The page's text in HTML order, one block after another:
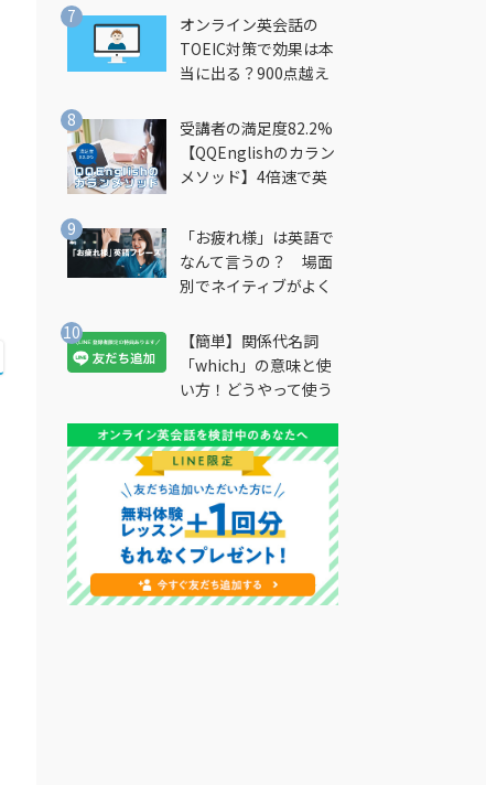
オンライン英会話の
TOEIC対策で効果は本
当に出る？900点越え
受講者の満足度82.2%
【QQEnglishのカラン
メソッド】4倍速で英
法とは？
「お疲れ様」は英語で
なんて言うの？ 場面
別でネイティブがよく
説
【簡単】関係代名詞
「which」の意味と使
い方！どうやって使う